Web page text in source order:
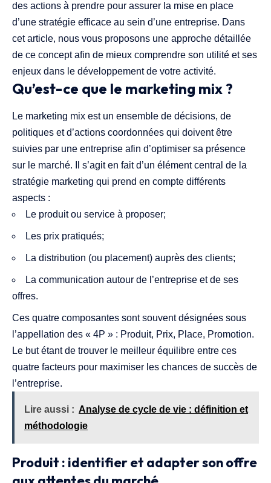
des actions à prendre pour assurer la mise en place
d’une stratégie efficace au sein d’une entreprise. Dans
cet article, nous vous proposons une approche détaillée
de ce concept afin de mieux comprendre son utilité et ses
enjeux dans le développement de votre activité.
Qu’est-ce que le marketing mix ?
Le marketing mix est un ensemble de décisions, de
politiques et d’actions coordonnées qui doivent être
suivies par une entreprise afin d’optimiser sa présence
sur le marché. Il s’agit en fait d’un élément central de la
stratégie marketing qui prend en compte différents
aspects :
Le produit ou service à proposer;
Les prix pratiqués;
La distribution (ou placement) auprès des clients;
La communication autour de l’entreprise et de ses
offres.
Ces quatre composantes sont souvent désignées sous
l’appellation des « 4P » : Produit, Prix, Place, Promotion.
Le but étant de trouver le meilleur équilibre entre ces
quatre facteurs pour maximiser les chances de succès de
l’entreprise.
Lire aussi : Analyse de cycle de vie : définition et
méthodologie
Produit : identifier et adapter son offre